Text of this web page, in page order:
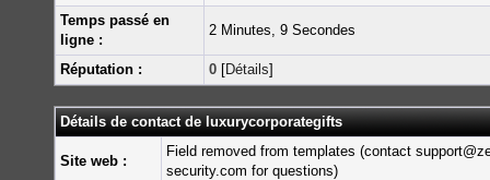
Temps passé en
ligne :
2 Minutes, 9 Secondes
Réputation : 0 [Détails]
Détails de contact de luxurycorporategifts
Site web :
Field removed from templates (contact
security.com for questions)